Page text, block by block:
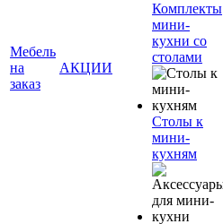
Мебель
на
заказ
АКЦИИ
Комплекты
мини-
кухни со
столами
Столы к
мини-
кухням